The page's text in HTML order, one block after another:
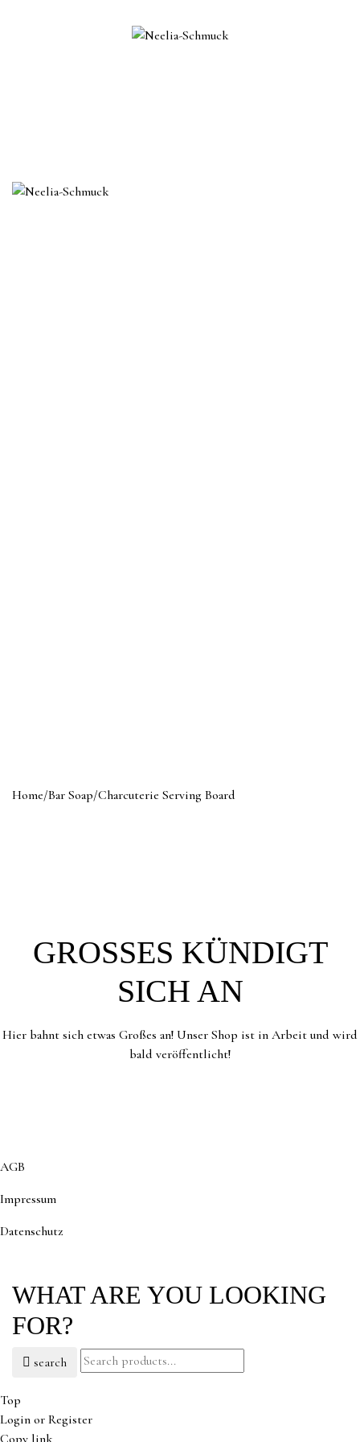
Home/Bar Soap/Charcuterie Serving Board
GROSSES KÜNDIGT S
ICH AN
Hier bahnt sich etwas Großes an! Unser Shop ist in Arbeit und wird
bald veröffentlicht!
AGB
Impressum
Datenschutz
WHAT ARE YOU LOOKING
FOR?
search
Top
Login or Register
Copy link